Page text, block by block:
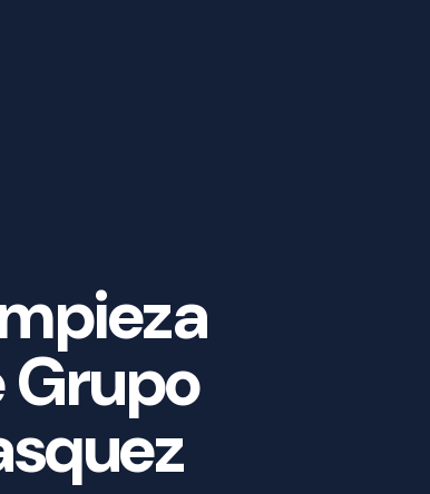
Grupo